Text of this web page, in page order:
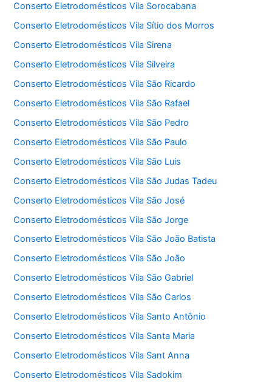
Conserto Eletrodomésticos Vila Sorocabana
Conserto Eletrodomésticos Vila Sítio dos Morros
Conserto Eletrodomésticos Vila Sirena
Conserto Eletrodomésticos Vila Silveira
Conserto Eletrodomésticos Vila São Ricardo
Conserto Eletrodomésticos Vila São Rafael
Conserto Eletrodomésticos Vila São Pedro
Conserto Eletrodomésticos Vila São Paulo
Conserto Eletrodomésticos Vila São Luis
Conserto Eletrodomésticos Vila São Judas Tadeu
Conserto Eletrodomésticos Vila São José
Conserto Eletrodomésticos Vila São Jorge
Conserto Eletrodomésticos Vila São João Batista
Conserto Eletrodomésticos Vila São João
Conserto Eletrodomésticos Vila São Gabriel
Conserto Eletrodomésticos Vila São Carlos
Conserto Eletrodomésticos Vila Santo Antônio
Conserto Eletrodomésticos Vila Santa Maria
Conserto Eletrodomésticos Vila Sant Anna
Conserto Eletrodomésticos Vila Sadokim